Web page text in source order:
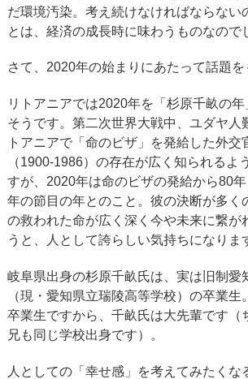
だ環境汚染。考え続けなければならな
とは、経済の成長時に味わうものなので
さて、2020年の始まりにあたって話題を
リトアニアでは2020年を「杉原千畝の
そうです。第二次世界大戦中、ユダヤ人
トアニアで「命のビザ」を発給した外交
（1900-1986）の存在が広く知られるよ
すが、2020年は命のビザの発給から80
年の節目の年とのこと。彼の決断が多く
の救われた命が広く深く今や未来に繋が
うと、人として誇らしい気持ちになりま
岐阜県出身の杉原千畝氏は、実は旧制愛
（現・愛知県立瑞陵高等学校）の卒業
卒業生ですから、千畝氏は大先輩です（
兄も同じ学校出身です）。
人としての「幸せ感」を考えてみたくな